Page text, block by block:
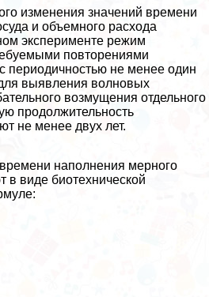
изменения значений времени
и объемного расхода
эксперименте режим
повторениями
периодичностью не менее один
выявления волновых
возмущения отдельного
продолжительность
не менее двух лет.
наполнения мерного
в виде биотехнической